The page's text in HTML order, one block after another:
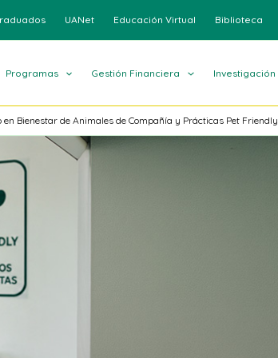
UANet Educación Virtual Biblioteca
Programas Gestión Financiera Investigación
en Bienestar de Animales de Compañía y Prácticas Pet Friendly